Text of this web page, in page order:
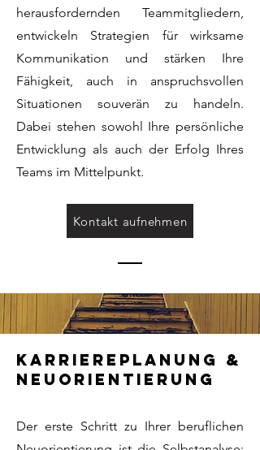
herausfordernden Teammitgliedern,
entwickeln Strategien für wirksame
Kommunikation und stärken Ihre
Fähigkeit, auch in anspruchsvollen
Situationen souverän zu handeln.
Dabei stehen sowohl Ihre persönliche
Entwicklung als auch der Erfolg Ihres
Teams im Mittelpunkt.
Kontakt aufnehmen
karriereplanung &
neuorientierung
Der erste Schritt zu Ihrer beruflichen